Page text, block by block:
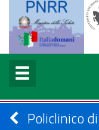
Policlinico di